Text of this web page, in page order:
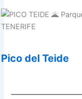
Pico del Teide